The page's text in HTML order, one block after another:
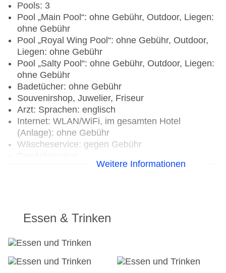
Pools: 3
Pool „Main Pool“: ohne Gebühr, Outdoor, Liegen:
ohne Gebühr
Pool „Royal Wing Pool“: ohne Gebühr, Outdoor,
Liegen: ohne Gebühr
Pool „Salty Pool“: ohne Gebühr, Outdoor, Liegen:
ohne Gebühr
Badetücher: ohne Gebühr
Souvenirshop, Juwelier, Friseur
Arzt: Sprachen: englisch
Internet: WLAN/WiFi, im gesamten Hotel
(Anlage): ohne Gebühr
Wäscheservice: gegen Gebühr
Zahlungsarten: TUI Card / VISA, MasterCard
notwendig
Tagungseinrichtungen: Konferenzräume: 3,
klimatisierte Tagungsräume, Tageslicht,
Tagungsequipment: gegen Gebühr, Coffee
Breaks: gegen Gebühr
Weitere Informationen
Essen & Trinken